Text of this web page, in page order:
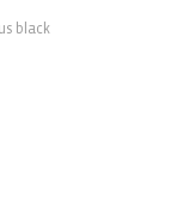
black